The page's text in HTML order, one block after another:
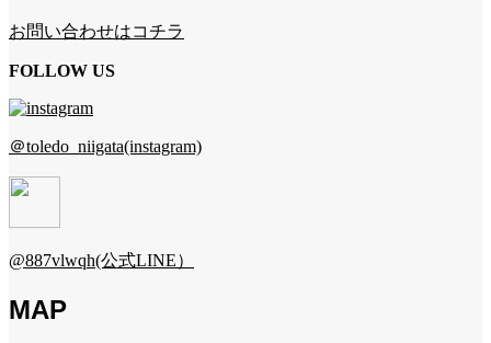
お問い合わせはコチラ
FOLLOW US
＠toledo_niigata(instagram)
@887vlwqh(公式LINE）
MAP